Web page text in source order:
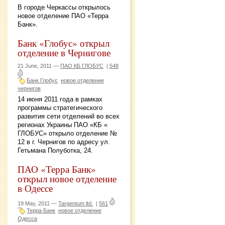
В городе Черкассы открылось
новое отделение ПАО «Терра
Банк».
Банк «Глобус» открыл
отделение в Чернигове
21 June, 2011 — ПАО КБ ГЛОБУС | 548
Банк Глобус новое отделение
чернигов
14 июня 2011 года в рамках
программы стратегического
развития сети отделений во всех
регионах Украины ПАО «КБ «
ГЛОБУС» открыло отделение №
12 в г. Чернигов по адресу ул.
Гетьмана Полуботка, 24.
ПАО «Терра Банк»
открыл новое отделение
в Одессе
19 May, 2011 — Targentum ltd. | 561
Терра Банк новое отделение
Одессa